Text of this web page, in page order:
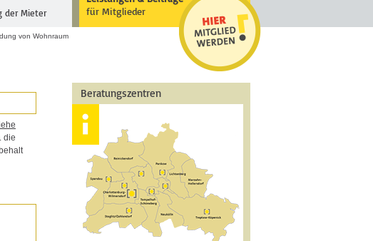
der Mieter
für Mitglieder
von Wohnraum
die
Beratungszentren